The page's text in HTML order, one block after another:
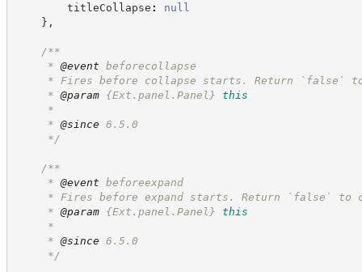
titleCollapse :
null
} ,
/**
* @event beforecollapse
* Fires before collapse starts. Return `false` to
* @param {Ext.panel.Panel}
this
*
* @since 6.5.0
*/
/**
* @event beforeexpand
* Fires before expand starts. Return `false` to
* @param {Ext.panel.Panel}
this
*
* @since 6.5.0
*/